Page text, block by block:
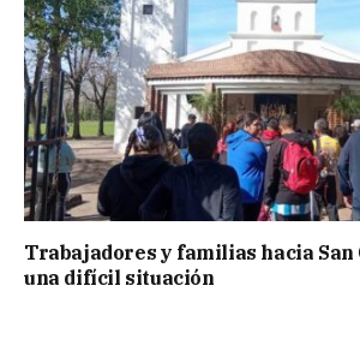
Trabajadores y familias hacia San
una difícil situación